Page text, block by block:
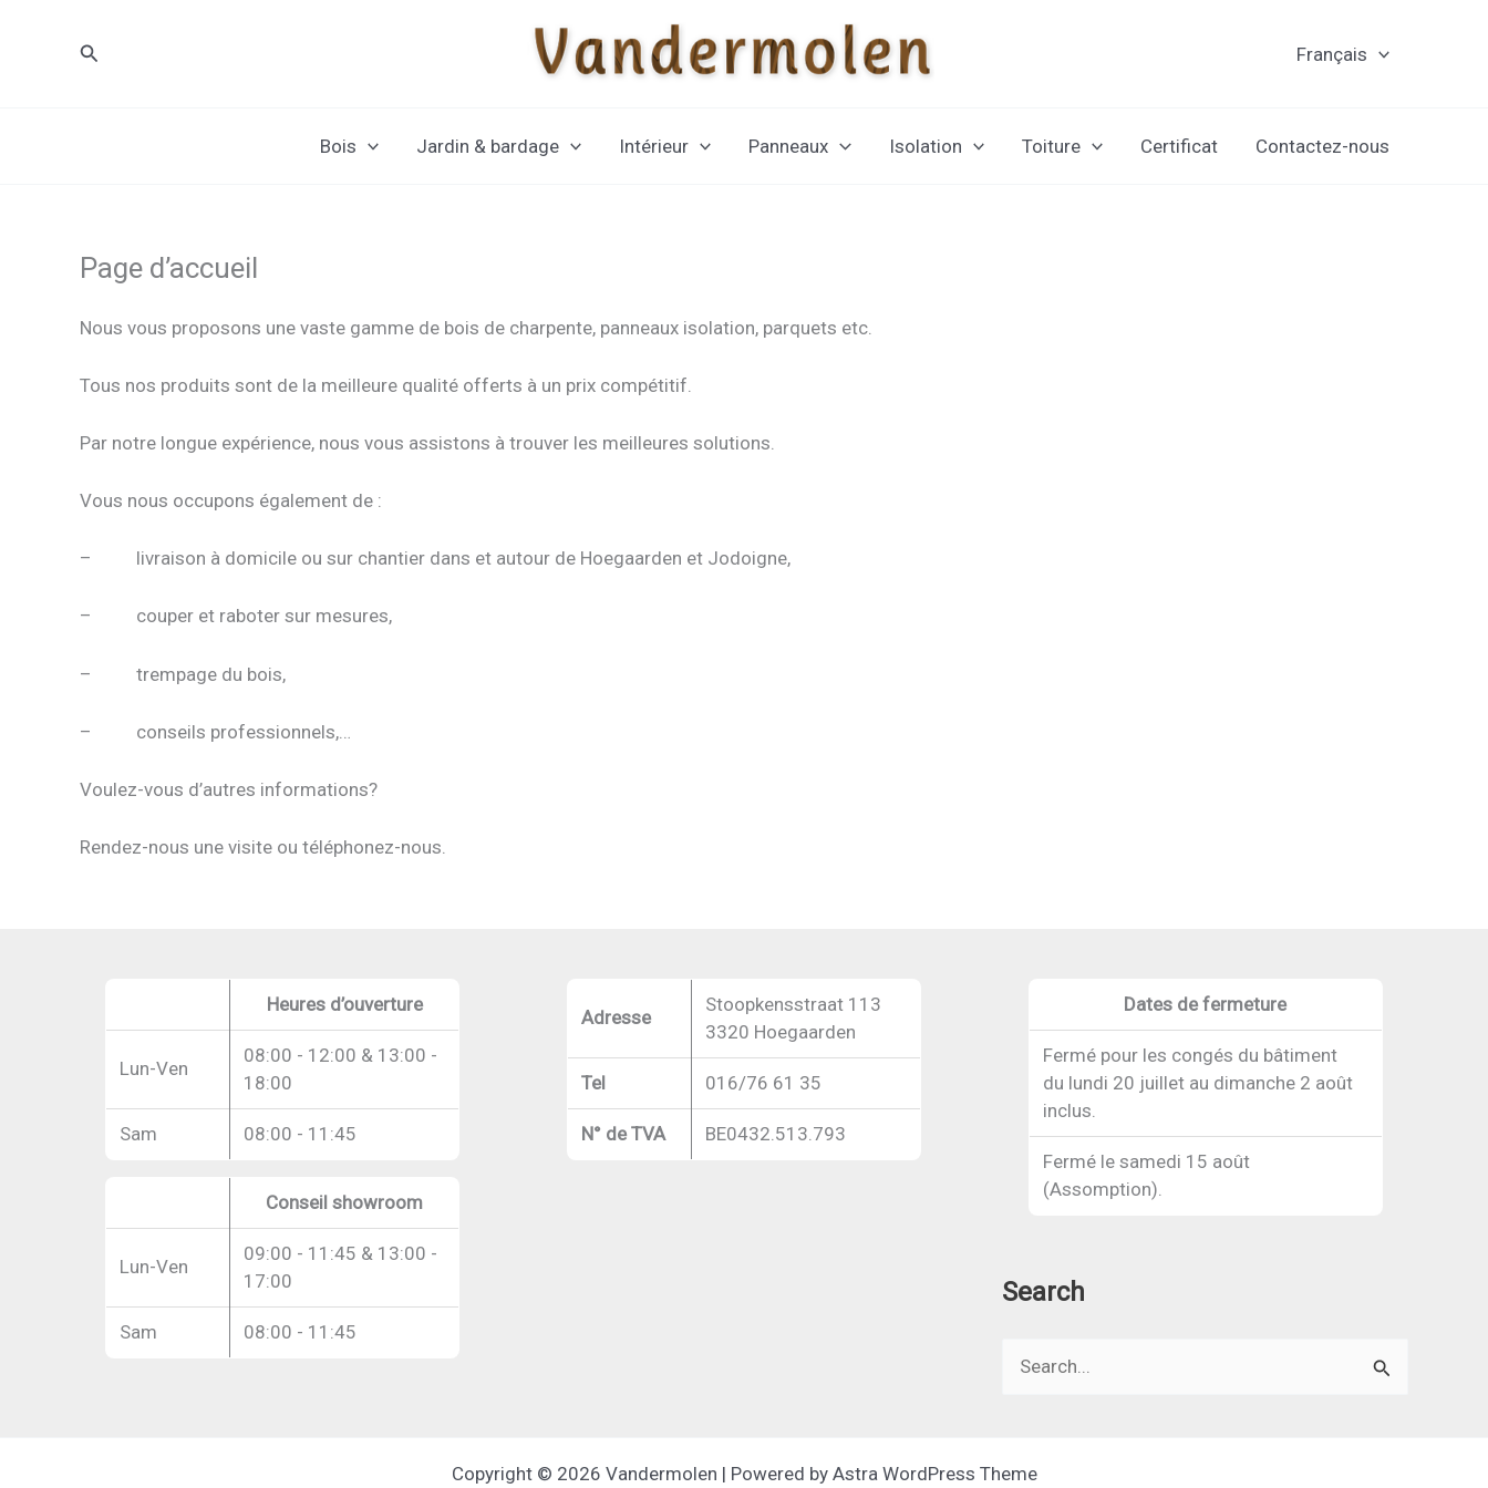
Search Français
Bois Jardin & bardage Intérieur Panneaux Isolation Toiture Certificat Contactez-nous
Page d’accueil
Nous vous proposons une vaste gamme de bois de charpente, panneaux isolation, parquets etc.
Tous nos produits sont de la meilleure qualité offerts à un prix compétitif.
Par notre longue expérience, nous vous assistons à trouver les meilleures solutions.
Vous nous occupons également de :
– livraison à domicile ou sur chantier dans et autour de Hoegaarden et Jodoigne,
– couper et raboter sur mesures,
– trempage du bois,
– conseils professionnels,…
Voulez-vous d’autres informations?
Rendez-nous une visite ou téléphonez-nous.
Heures d’ouverture
Lun-Ven
08:00 - 12:00 & 13:00 -
18:00
Sam 08:00 - 11:45
Conseil showroom
Lun-Ven
09:00 - 11:45 & 13:00 -
17:00
Sam 08:00 - 11:45
Adresse
Stoopkensstraat 113
3320 Hoegaarden
Tel 016/76 61 35
N° de TVA BE0432.513.793
Dates de fermeture
Fermé pour les congés du bâtiment
du lundi 20 juillet au dimanche 2 août
inclus.
Fermé le samedi 15 août
(Assomption).
Search
for:
Copyright © 2026 Vandermolen | Powered by Astra WordPress Theme